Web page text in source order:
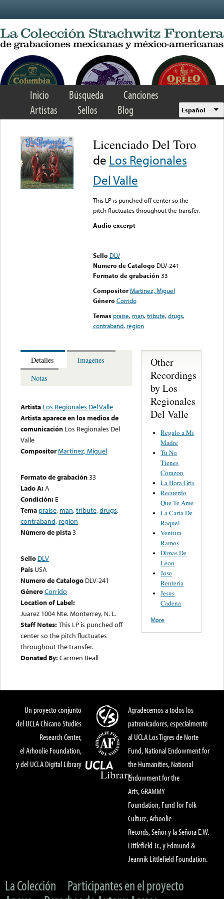
Inicio Búsqueda
Canciones
Artistas
Sellos Blog Español
Licenciado Del Toro
de Los Regionales
Del Valle
This LP is punched off center so the
pitch fluctuates throughout the transfer.
Audio excerpt
Sello DLV
Numero de Catalogo DLV-241
Formato de grabación 33
Compositor Martinez, Miguel
Género Corrido
Temas praise, man,tribute,drugs,
contraband, region
Detalles
Imagenes
Notas
Artista Los Regionales Del Valle
Artista aparece en los medios de
comunicación Los Regionales Del
Valle
CompositorMartinez, Miguel
Formato de grabación33
Lado A:A
Condición: E
Tema praise, man,tribute,drugs,
contraband, region
Número de pista3
Sello DLV
País USA
Numero de Catalogo DLV-241
GéneroCorrido
Location of Label:
Juarez 1004 Nte. Monterrey, N. L.
Staff Notes:This LP is punched off
center so the pitch fluctuates
throughout the transfer.
Donated By:Carmen Beall
Other
Recordings
by Los
Regionales
Del Valle
Regalo a Mi
Madre
Tu No
Tienes
Corazon
La Hora Gris
Recuerdo
Que Te Ame
La Carta De
Raquel
Ventura
Ramos
Dimas De
Leon
Jose
Renteria
Jesus
Cadena
More
Un proyecto conjunto
del UCLA Chicano Studies
Research Center,
el Arhoolie Foundation,
y del UCLA Digital Library
Agradecemos a todos los
patronicadores, especialmente
al UCLA Los Tigres de Norte
Fund, National Endowment for
the Humanities, National
Endowment for the
Arts, GRAMMY
Foundation, Fund for Folk
Culture, Arhoolie
Records, Señor y la Señora E.W.
Littlefield Jr., y Edmund &
Jeannik Littlefield Foundation.
La Colección
Participantes en el proyecto